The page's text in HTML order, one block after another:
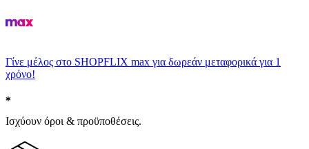
Γίνε μέλος στο SHOPFLIX max για δωρεάν μεταφορικά για 1
χρόνο!
Ισχύουν όροι & προϋποθέσεις.